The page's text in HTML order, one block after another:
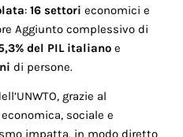
:16 settori economici e
Aggiunto complessivo di
del PIL italiano e
di persone.
grazie al
sociale e
impatta, in modo diretto